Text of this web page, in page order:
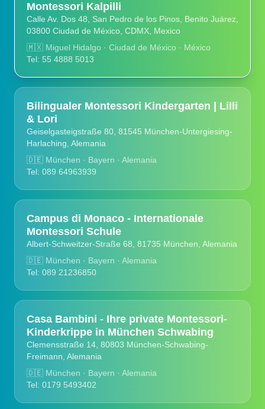
Montessori Kalpilli
Calle Av. Dos 48, San Pedro de los Pinos, Benito Juárez,
03800 Ciudad de México, CDMX, Mexico
🇲🇽 Miguel Hidalgo · Ciudad de México · México
Tel: 55 4888 5013
Bilingualer Montessori Kindergarten | Lilli
& Lori
Geiselgasteigstraße 80, 81545 München-Untergiesing-
Harlaching, Alemania
🇩🇪 München · Bayern · Alemania
Tel: 089 64963939
Campus di Monaco - Internationale
Montessori Schule
Albert-Schweitzer-Straße 68, 81735 München, Alemania
🇩🇪 München · Bayern · Alemania
Tel: 089 21236850
Casa Bambini - Ihre private Montessori-
Kinderkrippe in München Schwabing
Clemensstraße 14, 80803 München-Schwabing-
Freimann, Alemania
🇩🇪 München · Bayern · Alemania
Tel: 0179 5493402